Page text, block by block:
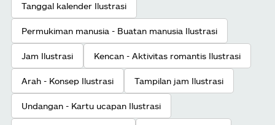
Tanggal kalender Ilustrasi
Permukiman manusia - Buatan manusia Ilustrasi
Jam Ilustrasi Kencan - Aktivitas romantis Ilustrasi
Arah - Konsep Ilustrasi Tampilan jam Ilustrasi
Undangan - Kartu ucapan Ilustrasi